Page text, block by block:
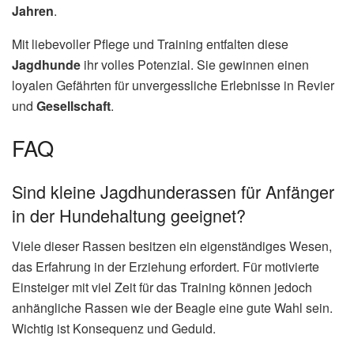
Jahren.
Mit liebevoller Pflege und Training entfalten diese
Jagdhunde ihr volles Potenzial. Sie gewinnen einen
loyalen Gefährten für unvergessliche Erlebnisse in Revier
und Gesellschaft.
FAQ
Sind kleine Jagdhunderassen für Anfänger
in der Hundehaltung geeignet?
Viele dieser Rassen besitzen ein eigenständiges Wesen,
das Erfahrung in der Erziehung erfordert. Für motivierte
Einsteiger mit viel Zeit für das Training können jedoch
anhängliche Rassen wie der Beagle eine gute Wahl sein.
Wichtig ist Konsequenz und Geduld.